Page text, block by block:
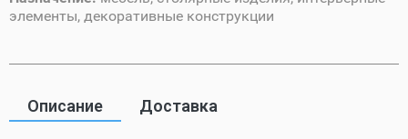
элементы, декоративные конструкции
Описание Доставка